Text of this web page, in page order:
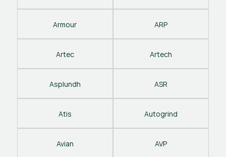
Armour ARP
Artec Artech
Asplundh ASR
Atis Autogrind
Avian AVP